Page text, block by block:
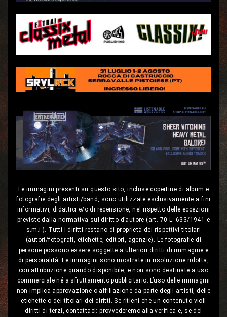
Le immagini presenti su questo sito, incluse copertine di album e
fotografie degli artisti/band, sono utilizzate esclusivamente a fini
informativi, didattici e/o di recensione, nel rispetto delle eccezioni
previste dalla normativa sul diritto d’autore (art. 70 L. 633/1941 e
s.m.i.). Tutti i diritti restano di proprietà dei rispettivi titolari
(autori/fotografi, etichette, editori, agenzie). Le fotografie di
persone possono essere soggette a ulteriori diritti di immagine e
di personalità. Le immagini sono mostrate in risoluzione ridotta,
con attribuzione quando disponibile, e non sono destinate a uso
commerciale né a sfruttamento pubblicitario. L’uso delle immagini
non implica approvazione o affiliazione da parte degli artisti, delle
etichette o dei titolari dei diritti. Se ritieni che un contenuto violi
diritti di terzi, contattaci: provvederemo alla verifica e, se del